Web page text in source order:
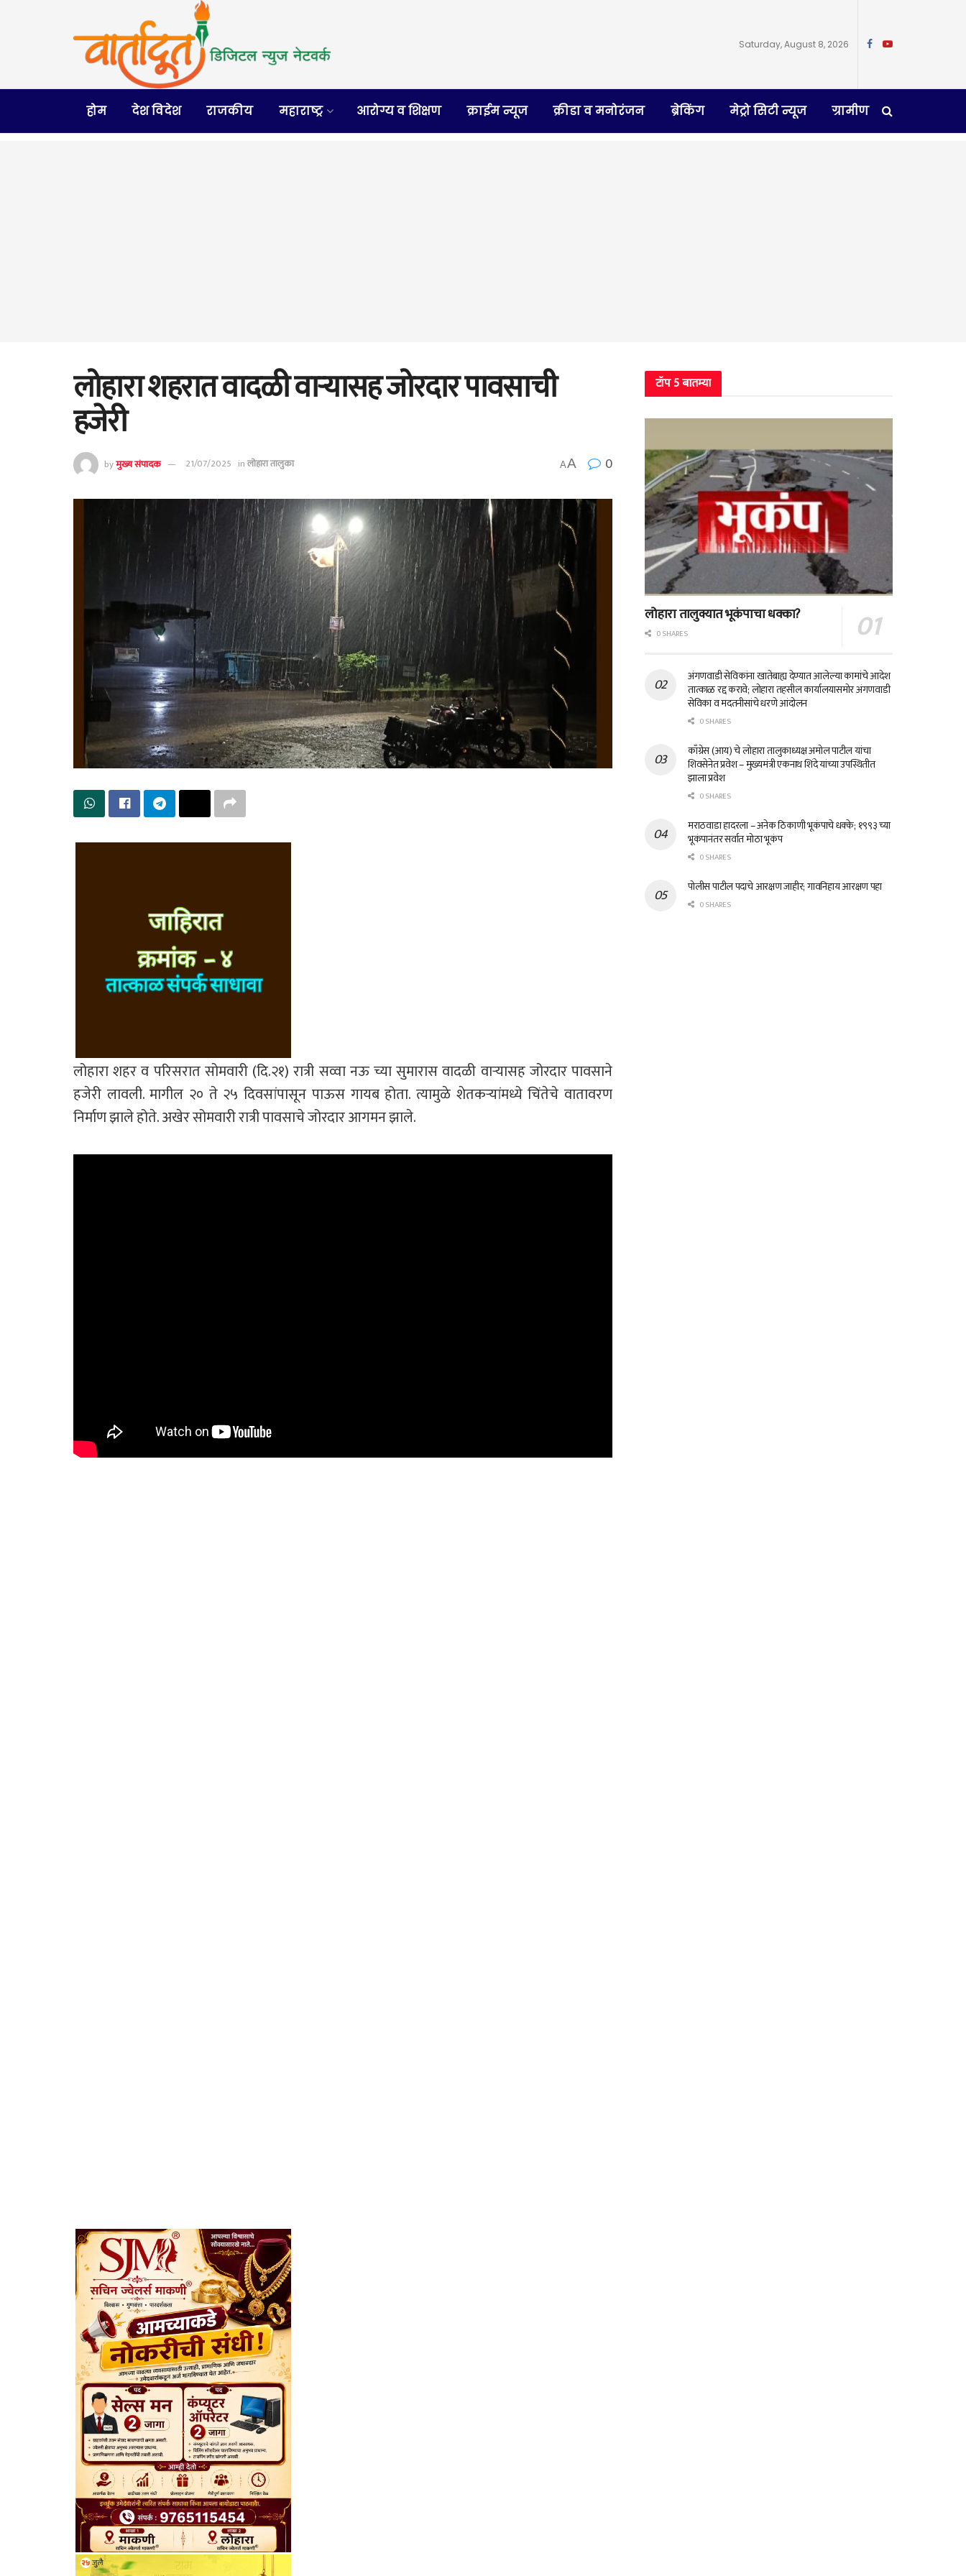
Saturday, August 8, 2026
होम देश विदेश राजकीय महाराष्ट्र आरोग्य व शिक्षण क्राईम न्यूज क्रीडा व मनोरंजन ब्रेकिंग मेट्रो सिटी न्यूज ग्रामीण
लोहारा शहरात वादळी वाऱ्यासह जोरदार पावसाची
हजेरी
byमुख्य संपादक 21/07/2025 inलोहारा तालुका AA 0
लोहारा शहर व परिसरात सोमवारी (दि.२१) रात्री सव्वा नऊ च्या सुमारास वादळी वाऱ्यासह जोरदार पावसाने
हजेरी लावली. मागील २० ते २५ दिवसांपासून पाऊस गायब होता. त्यामुळे शेतकऱ्यांमध्ये चिंतेचे वातावरण
निर्माण झाले होते. अखेर सोमवारी रात्री पावसाचे जोरदार आगमन झाले.
टॉप 5 बातम्या
लोहारा तालुक्यात भूकंपाचा धक्का?
0 SHARES
अंगणवाडी सेविकांना खातेबाह्य देण्यात आलेल्या कामांचे आदेश
तात्काळ रद्द करावे; लोहारा तहसील कार्यालयासमोर अंगणवाडी
सेविका व मदतनीसांचे धरणे आंदोलन
0 SHARES
काँग्रेस (आय) चे लोहारा तालुकाध्यक्ष अमोल पाटील यांचा
शिवसेनेत प्रवेश – मुख्यमंत्री एकनाथ शिंदे यांच्या उपस्थितीत
झाला प्रवेश
0 SHARES
मराठवाडा हादरला – अनेक ठिकाणी भूकंपाचे धक्के; १९९३ च्या
भूकंपानंतर सर्वात मोठा भूकंप
0 SHARES
पोलीस पाटील पदाचे आरक्षण जाहीर; गावनिहाय आरक्षण पहा
0 SHARES